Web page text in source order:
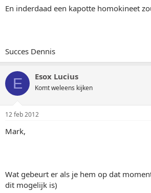
En inderdaad een kapotte homokineet
Succes Dennis
E Esox Lucius
Komt weleens kijken
12 feb 2012
Mark,
Wat gebeurt er als je hem op dat
dit mogelijk is)